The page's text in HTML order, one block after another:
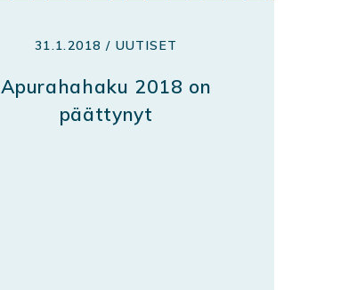
31.1.2018 / UUTISET
Apurahahaku 2018 on
päättynyt